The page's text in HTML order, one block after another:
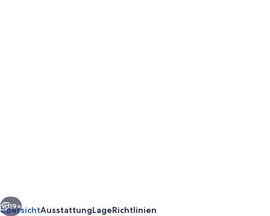
Weiter
19+
ÜbersichtAusstattungLageRichtlinien